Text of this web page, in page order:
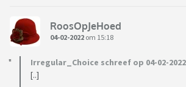
RoosOpJeHoed
04-02-2022 om 15:18
Irregular_Choice schreef op 04-02-2022
[..]